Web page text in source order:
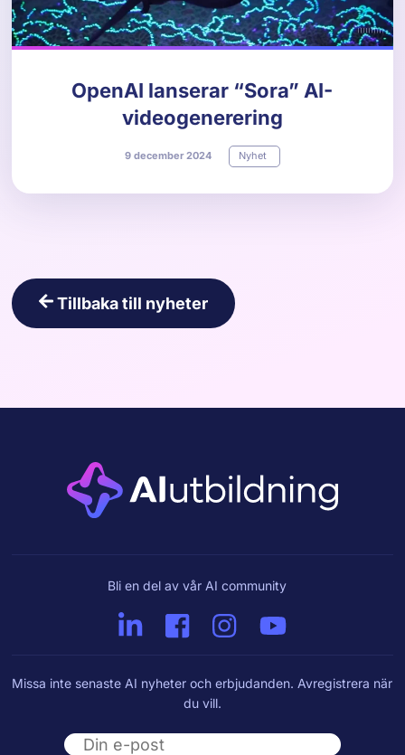
OpenAI lanserar “Sora” AI-
videogenerering
9 december 2024 Nyhet
Tillbaka till nyheter
Bli en del av vår AI community
Missa inte senaste AI nyheter och erbjudanden. Avregistrera när
du vill.
Email